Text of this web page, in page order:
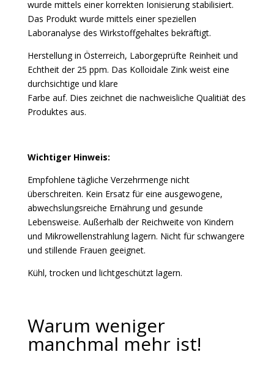
wurde mittels einer korrekten Ionisierung stabilisiert.
Das Produkt wurde mittels einer speziellen
Laboranalyse des Wirkstoffgehaltes bekräftigt.
Herstellung in Österreich, Laborgeprüfte Reinheit und
Echtheit der 25 ppm. Das Kolloidale Zink weist eine
durchsichtige und klare
Farbe auf. Dies zeichnet die nachweisliche Qualitiät des
Produktes aus.
Wichtiger Hinweis:
Empfohlene tägliche Verzehrmenge nicht
überschreiten. Kein Ersatz für eine ausgewogene,
abwechslungsreiche Ernährung und gesunde
Lebensweise. Außerhalb der Reichweite von Kindern
und Mikrowellenstrahlung lagern. Nicht für schwangere
und stillende Frauen geeignet.
Kühl, trocken und lichtgeschützt lagern.
Warum weniger
manchmal mehr ist!